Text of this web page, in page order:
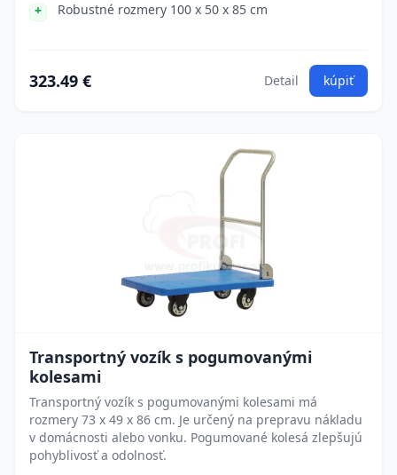
Robustné rozmery 100 x 50 x 85 cm
323.49 € Detail kúpiť
Transportný vozík s pogumovanými
kolesami
Transportný vozík s pogumovanými kolesami má
rozmery 73 x 49 x 86 cm. Je určený na prepravu nákladu
v domácnosti alebo vonku. Pogumované kolesá zlepšujú
pohyblivosť a odolnosť.